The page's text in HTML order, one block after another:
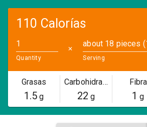
110 Calorías
Quantity
✕
about 18 pieces
Serving
Grasas
1.5g
Carbohidratos
22 g
Fibra
1 g